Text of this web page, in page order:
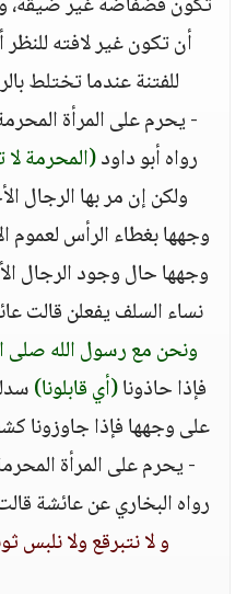
أن تكون غير لافته
للفتنة عندما تختلط
- يحرم على المرأة
رواه أبو داود(المحرمة لا
ولكن إن مر بها الرجال
وجهها بغطاء الرأس لعموم
وجهها حال وجود الرجال
نساء السلف يفعلن قالت
ونحن مع رسول الله صلى
فإذا حاذونا(أي قابلونا)
على وجهها فإذا جاوزونا
- يحرم على المرأة
رواه البخاري عن عائشة
و لا نتبرقع ولا نلبس